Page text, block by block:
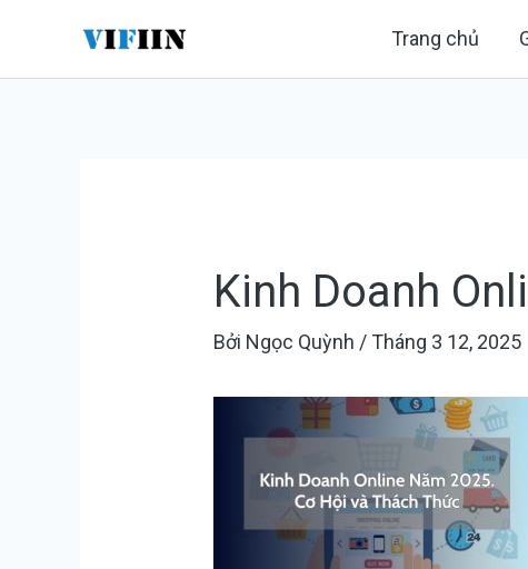
Trang chủ
Kinh Doanh
Bởi Ngọc Quỳnh / Tháng 3 12, 2025
hướng